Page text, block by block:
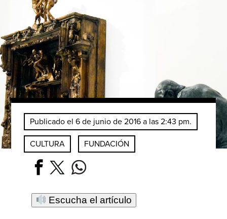
Publicado el 6 de junio de 2016 a las 2:43 pm.
CULTURA FUNDACIÓN
Escucha el artículo